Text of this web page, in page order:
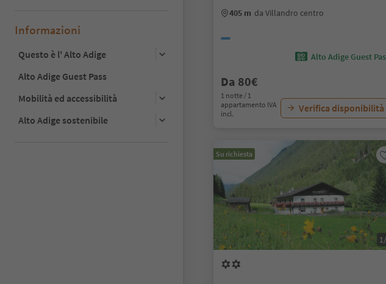
Informazioni
Questo è l' Alto Adige
Alto Adige Guest Pass
Mobilità ed accessibilità
Alto Adige sostenibile
405 m da Villandro centro
Alto Adige Guest
Da 80€
1 notte / 1
appartamento IVA
incl.
Verifica disponibilità
Su richiesta